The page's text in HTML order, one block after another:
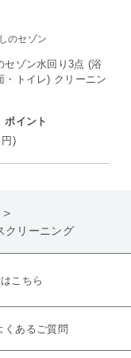
のセゾン
セゾン水回り3点 (浴
・トイレ) クリーニン
ポイント
円)
クリーニング
こちら
くあるご質問